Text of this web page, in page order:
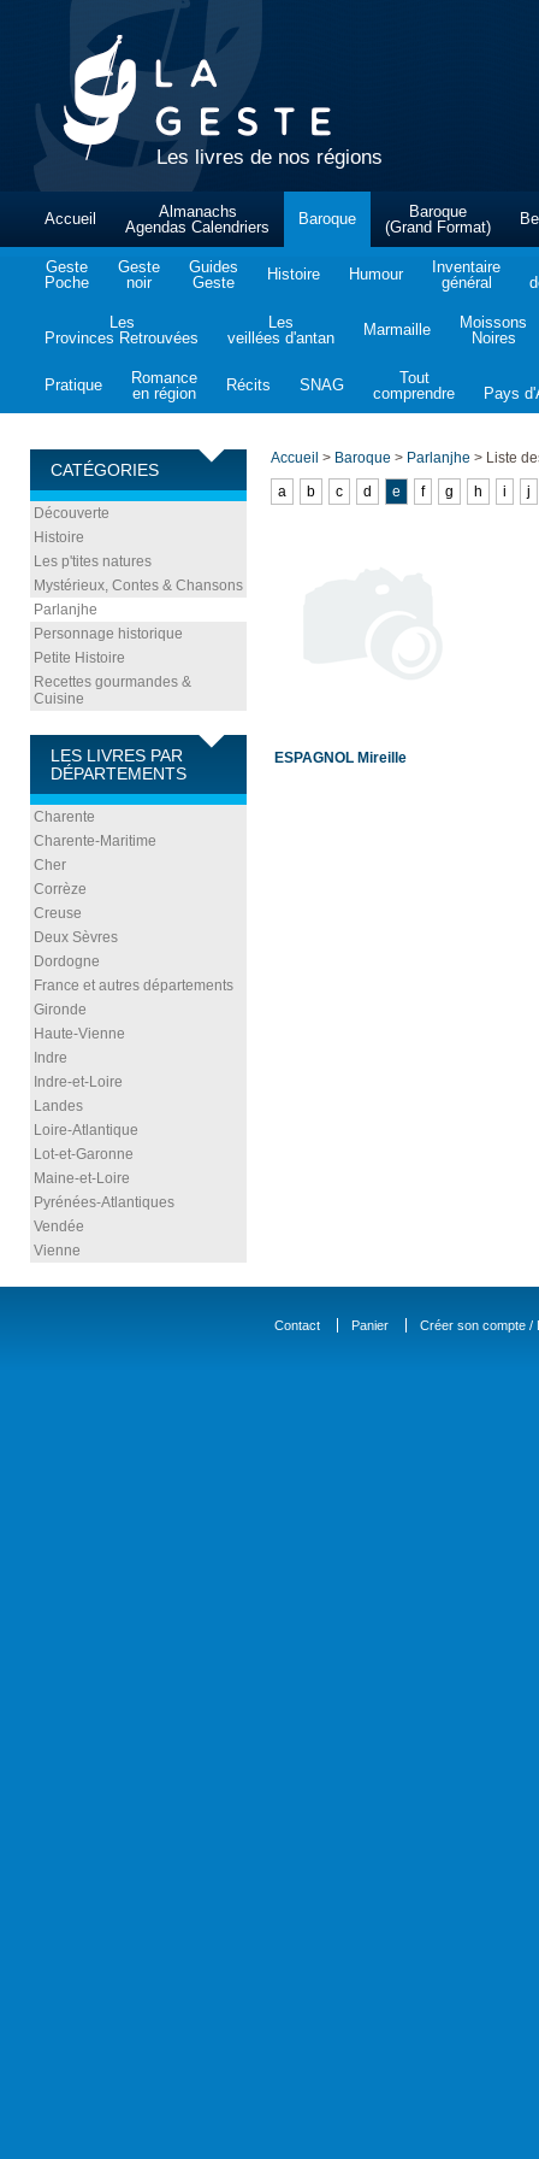
Les livres de nos régions
Accueil
Almanachs
Agendas Calendriers
Baroque
Baroque
(Grand Format)
Geste
Poche
Geste
noir
Guides
Geste
Histoire Humour
Inventaire
général
Les
Provinces Retrouvées
Les
veillées d'antan
Marmaille
Moissons
Noires
Pratique
Romance
en région
Récits SNAG
Tout
comprendre
Pays
CATÉGORIES
Découverte
Histoire
Les p'tites natures
Mystérieux, Contes & Chansons
Parlanjhe
Personnage historique
Petite Histoire
Recettes gourmandes &
Cuisine
LES LIVRES PAR
DÉPARTEMENTS
Charente
Charente-Maritime
Cher
Corrèze
Creuse
Deux Sèvres
Dordogne
France et autres départements
Gironde
Haute-Vienne
Indre
Indre-et-Loire
Landes
Loire-Atlantique
Lot-et-Garonne
Maine-et-Loire
Pyrénées-Atlantiques
Vendée
Vienne
Accueil > Baroque > Parlanjhe > Liste
a
b c d e f g h i j
ESPAGNOL Mireille
Contact Panier Créer son compte /